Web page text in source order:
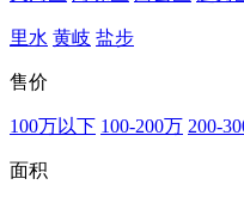
里水 黄岐 盐步
售价
100万以下 100-200万 200-
面积